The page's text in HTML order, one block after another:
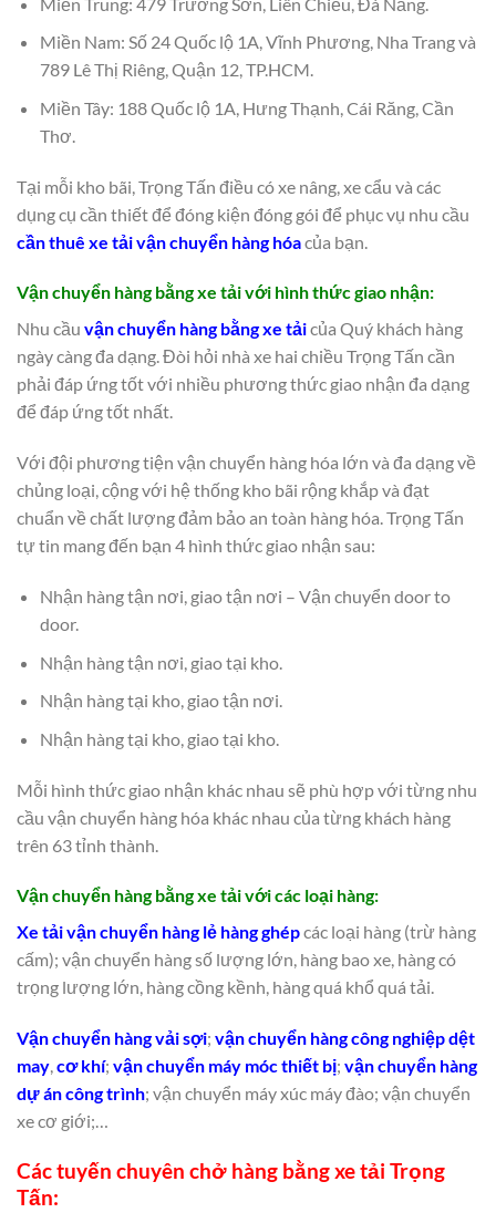
Miền Nam: Số 24 Quốc lộ 1A, Vĩnh Phương, Nha Trang và
789 Lê Thị Riêng, Quận 12, TP.HCM.
Miền Tây: 188 Quốc lộ 1A, Hưng Thạnh, Cái Răng, Cần
Thơ.
Tại mỗi kho bãi, Trọng Tấn điều có xe nâng, xe cẩu và các
dụng cụ cần thiết để đóng kiện đóng gói để phục vụ nhu cầu
cần thuê xe tải vận chuyển hàng hóacủa bạn.
Vận chuyển hàng bằng xe tải với hình thức giao nhận:
Nhu cầu vận chuyển hàng bằng xe tảicủa Quý khách hàng
ngày càng đa dạng. Đòi hỏi nhà xe hai chiều Trọng Tấn cần
phải đáp ứng tốt với nhiều phương thức giao nhận đa dạng
để đáp ứng tốt nhất.
Với đội phương tiện vận chuyển hàng hóa lớn và đa dạng về
chủng loại, cộng với hệ thống kho bãi rộng khắp và đạt
chuẩn về chất lượng đảm bảo an toàn hàng hóa. Trọng Tấn
tự tin mang đến bạn 4 hình thức giao nhận sau:
Nhận hàng tận nơi, giao tận nơi – Vận chuyển door to
door.
Nhận hàng tận nơi, giao tại kho.
Nhận hàng tại kho, giao tận nơi.
Nhận hàng tại kho, giao tại kho.
Mỗi hình thức giao nhận khác nhau sẽ phù hợp với từng nhu
cầu vận chuyển hàng hóa khác nhau của từng khách hàng
trên 63 tỉnh thành.
Vận chuyển hàng bằng xe tải với các loại hàng:
Xe tải vận chuyển hàng lẻ hàng ghépcác loại hàng (trừ hàng
cấm); vận chuyển hàng số lượng lớn, hàng bao xe, hàng có
trọng lượng lớn, hàng cồng kềnh, hàng quá khổ quá tải.
Vận chuyển hàng vải sợi; vận chuyển hàng công nghiệp dệt
may,cơ khí; vận chuyển máy móc thiết bị; vận chuyển hàng
dự án công trình; vận chuyển máy xúc máy đào; vận chuyển
xe cơ giới;…
Các tuyến chuyên chở hàng bằng xe tải Trọng
Tấn: